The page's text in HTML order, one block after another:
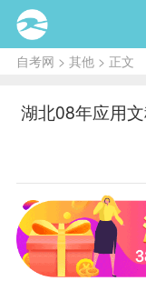
自考网 > 其他 > 正文
湖北08年应用